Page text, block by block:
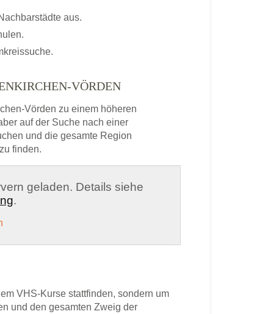
aus.
VÖRDEN
Vörden zu einem höheren
auf der Suche nach einer
und die gesamte Region
finden.
geladen. Details siehe
.
VHS-Kurse stattfinden, sondern um
und den gesamten Zweig der